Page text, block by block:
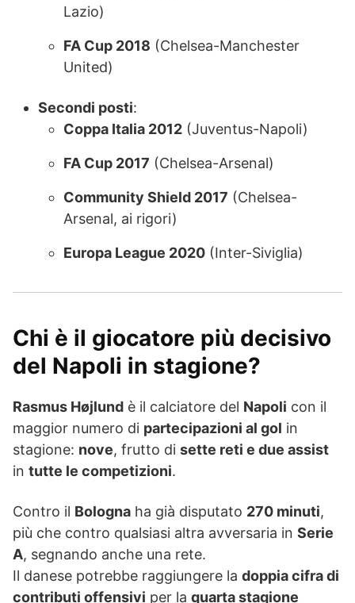
Lazio)
FA Cup 2018 (Chelsea-Manchester
United)
Secondi posti:
Coppa Italia 2012 (Juventus-Napoli)
FA Cup 2017 (Chelsea-Arsenal)
Community Shield 2017 (Chelsea-
Arsenal, ai rigori)
Europa League 2020 (Inter-Siviglia)
Chi è il giocatore più decisivo
del Napoli in stagione?
Rasmus Højlund è il calciatore del Napoli con il
maggior numero di partecipazioni al gol in
stagione: nove, frutto di sette reti e due assist
in tutte le competizioni.
Contro il Bologna ha già disputato 270 minuti,
più che contro qualsiasi altra avversaria in Serie
A, segnando anche una rete.
Il danese potrebbe raggiungere la doppia cifra di
contributi offensivi per la quarta stagione